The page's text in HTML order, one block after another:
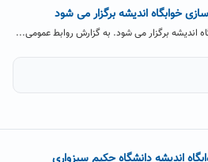
خوابگاه اندیشه برگزار می شود
اندیشه برگزار می شود. به گزارش روابط عمومی...